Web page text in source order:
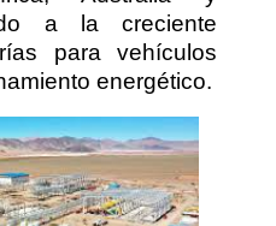
a la creciente
para vehículos
energético.